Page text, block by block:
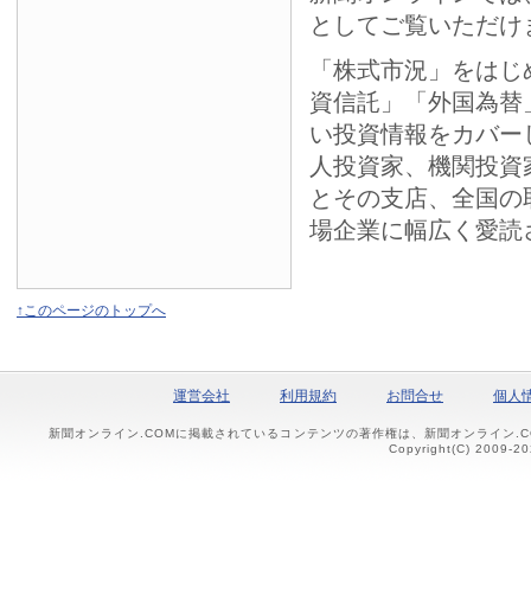
としてご覧いただけ
「株式市況」をは
資信託」「外国為
い投資情報をカバ
人投資家、機関投
とその支店、全国
場企業に幅広く愛読
↑このページのトップへ
運営会社 利用規約 お問合せ 個人
新聞オンライン.COMに掲載されているコンテンツの著作権は、新聞オンライン
Copyright(C) 2009-